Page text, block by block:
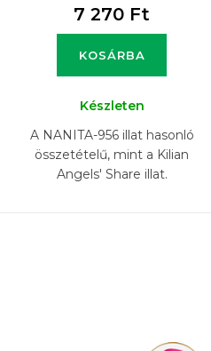
7 270 Ft
KOSÁRBA
Készleten
A NANITA-956 illat hasonló
összetételű, mint a Kilian
Angels' Share illat.